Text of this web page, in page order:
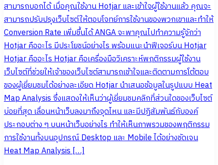
สามารถบอกได้ เมื่อคุณใช้งาน Hotjar และเข้าใจผู้ใช้งานแล้ว คุณจะ
สามารถปรับปรุงเว็บไซต์ให้ตอบโจทย์การใช้งานของพวกเขาและทำให้
Conversion Rate เพิ่มขึ้นได้ ANGA จะพาคุณไปทำความรู้จักว่า
Hotjar คืออะไร มีประโยชน์อย่างไร พร้อมแนะนำฟีเจอร์บน Hotjar
Hotjar คืออะไร Hotjar คือเครื่องมือวิเคราะห์พฤติกรรมผู้ใช้งาน
เว็บไซต์ที่ช่วยให้เจ้าของเว็บไซต์สามารถเข้าใจและติดตามการโต้ตอบ
ของผู้เยี่ยมชมได้อย่างละเอียด Hotjar นำเสนอข้อมูลในรูปแบบ Heat
Map Analysis ซึ่งแสดงให้เห็นว่าผู้เยี่ยมชมคลิกที่ส่วนใดของเว็บไซต์
บ่อยที่สุด เลื่อนหน้าเว็บลงมาถึงจุดไหน และมีปฏิสัมพันธ์กับองค์
ประกอบต่าง ๆ บนหน้าเว็บอย่างไร ทำให้เห็นภาพรวมของพฤติกรรม
การใช้งานทั้งบนอุปกรณ์ Desktop และ Mobile ได้อย่างชัดเจน
Heat Map Analysis […]